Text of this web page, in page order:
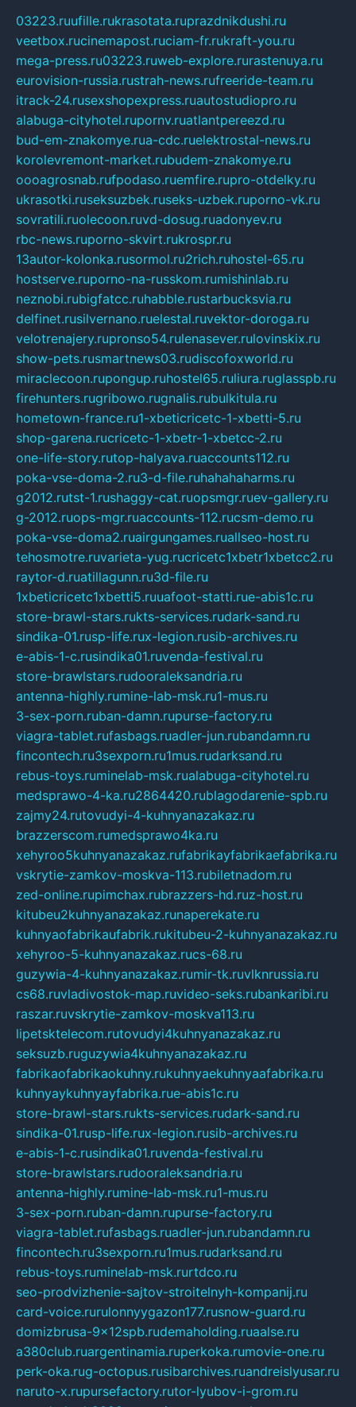
03223.ruufille.rukrasotata.ruprazdnikdushi.ru
veetbox.rucinemapost.ruciam-fr.rukraft-you.ru
mega-press.ru03223.ruweb-explore.rurastenuya.ru
eurovision-russia.rustrah-news.rufreeride-team.ru
itrack-24.rusexshopexpress.ruautostudiopro.ru
alabuga-cityhotel.rupornv.ruatlantpereezd.ru
bud-em-znakomye.rua-cdc.ruelektrostal-news.ru
korolevremont-market.rubudem-znakomye.ru
oooagrosnab.rufpodaso.ruemfire.rupro-otdelky.ru
ukrasotki.ruseksuzbek.ruseks-uzbek.ruporno-vk.ru
sovratili.ruolecoon.ruvd-dosug.ruadonyev.ru
rbc-news.ruporno-skvirt.rukrospr.ru
13autor-kolonka.rusormol.ru2rich.ruhostel-65.ru
hostserve.ruporno-na-russkom.rumishinlab.ru
neznobi.rubigfatcc.ruhabble.rustarbucksvia.ru
delfinet.rusilvernano.ruelestal.ruvektor-doroga.ru
velotrenajery.rupronso54.rulenasever.rulovinskix.ru
show-pets.rusmartnews03.rudiscofoxworld.ru
miraclecoon.rupongup.ruhostel65.ruliura.ruglasspb.ru
firehunters.rugribowo.rugnalis.rubulkitula.ru
hometown-france.ru1-xbeticricetc-1-xbetti-5.ru
shop-garena.rucricetc-1-xbetr-1-xbetcc-2.ru
one-life-story.rutop-halyava.ruaccounts112.ru
poka-vse-doma-2.ru3-d-file.ruhahahaharms.ru
g2012.rutst-1.rushaggy-cat.ruopsmgr.ruev-gallery.ru
g-2012.ruops-mgr.ruaccounts-112.rucsm-demo.ru
poka-vse-doma2.ruairgungames.ruallseo-host.ru
tehosmotre.ruvarieta-yug.rucricetc1xbetr1xbetcc2.ru
raytor-d.ruatillagunn.ru3d-file.ru
1xbeticricetc1xbetti5.ruuafoot-statti.rue-abis1c.ru
store-brawl-stars.rukts-services.rudark-sand.ru
sindika-01.rusp-life.rux-legion.rusib-archives.ru
e-abis-1-c.rusindika01.ruvenda-festival.ru
store-brawlstars.rudooraleksandria.ru
antenna-highly.rumine-lab-msk.ru1-mus.ru
3-sex-porn.ruban-damn.rupurse-factory.ru
viagra-tablet.rufasbags.ruadler-jun.rubandamn.ru
fincontech.ru3sexporn.ru1mus.rudarksand.ru
rebus-toys.ruminelab-msk.rualabuga-cityhotel.ru
medsprawo-4-ka.ru2864420.rublagodarenie-spb.ru
zajmy24.rutovudyi-4-kuhnyanazakaz.ru
brazzerscom.rumedsprawo4ka.ru
xehyroo5kuhnyanazakaz.rufabrikayfabrikaefabrika.ru
vskrytie-zamkov-moskva-113.rubiletnadom.ru
zed-online.rupimchax.rubrazzers-hd.ruz-host.ru
kitubeu2kuhnyanazakaz.runaperekate.ru
kuhnyaofabrikaufabrik.rukitubeu-2-kuhnyanazakaz.ru
xehyroo-5-kuhnyanazakaz.rucs-68.ru
guzywia-4-kuhnyanazakaz.rumir-tk.ruvlknrussia.ru
cs68.ruvladivostok-map.ruvideo-seks.rubankaribi.ru
raszar.ruvskrytie-zamkov-moskva113.ru
lipetsktelecom.rutovudyi4kuhnyanazakaz.ru
seksuzb.ruguzywia4kuhnyanazakaz.ru
fabrikaofabrikaokuhny.rukuhnyaekuhnyaafabrika.ru
kuhnyaykuhnyayfabrika.rue-abis1c.ru
store-brawl-stars.rukts-services.rudark-sand.ru
sindika-01.rusp-life.rux-legion.rusib-archives.ru
e-abis-1-c.rusindika01.ruvenda-festival.ru
store-brawlstars.rudooraleksandria.ru
antenna-highly.rumine-lab-msk.ru1-mus.ru
3-sex-porn.ruban-damn.rupurse-factory.ru
viagra-tablet.rufasbags.ruadler-jun.rubandamn.ru
fincontech.ru3sexporn.ru1mus.rudarksand.ru
rebus-toys.ruminelab-msk.rurtdco.ru
seo-prodvizhenie-sajtov-stroitelnyh-kompanij.ru
card-voice.rurulonnyygazon177.rusnow-guard.ru
domizbrusa-9x12spb.rudemaholding.ruaalse.ru
a380club.ruargentinamia.ruperkoka.rumovie-one.ru
perk-oka.rug-octopus.rusibarchives.ruandreislyusar.ru
naruto-x.rupursefactory.rutor-lyubov-i-grom.ru